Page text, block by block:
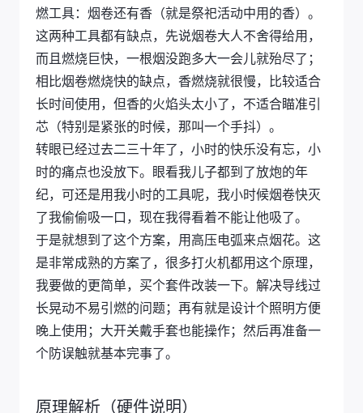
燃工具：烟卷还有香（就是祭祀活动中用的香）。
这两种工具都有缺点，先说烟卷大人不舍得给用，
而且燃烧巨快，一根烟没跑多大一会儿就殆尽了；
相比烟卷燃烧快的缺点，香燃烧就很慢，比较适合
长时间使用，但香的火焰头太小了，不适合瞄准引
芯（特别是紧张的时候，那叫一个手抖）。
转眼已经过去二三十年了，小时的快乐没有忘，小
时的痛点也没放下。眼看我儿子都到了放炮的年
纪，可还是用我小时的工具呢，我小时候烟卷快灭
了我偷偷吸一口，现在我得看着不能让他吸了。
于是就想到了这个方案，用高压电弧来点烟花。这
是非常成熟的方案了，很多打火机都用这个原理，
我要做的更简单，买个套件改装一下。解决导线过
长晃动不易引燃的问题；再有就是设计个照明方便
晚上使用；大开关戴手套也能操作；然后再准备一
个防误触就基本完事了。
原理解析（硬件说明）